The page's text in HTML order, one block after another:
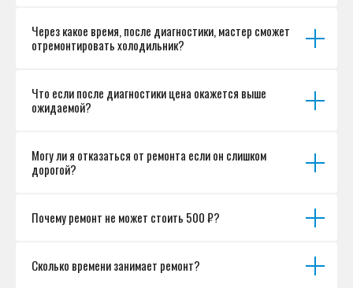
Через какое время, после диагностики, мастер сможет
отремонтировать холодильник?
Что если после диагностики цена окажется выше
ожидаемой?
Могу ли я отказаться от ремонта если он слишком
дорогой?
Почему ремонт не может стоить 500 ₽?
Сколько времени занимает ремонт?